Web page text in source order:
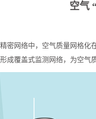
空气
密网络中，空气质量网格化
成覆盖式监测网络，为空气